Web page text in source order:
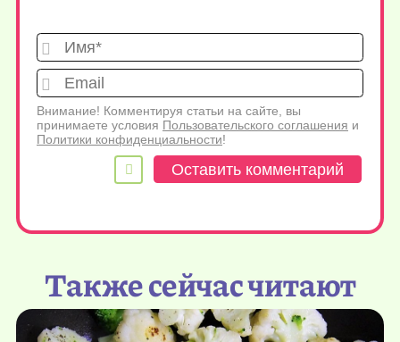
Имя*
Внимание! Комментируя статьи на сайте, вы
принимаете условия Пользовательского соглашения и
Политики конфиденциальности!
Также сейчас читают